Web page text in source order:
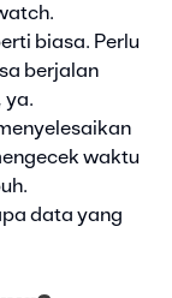
biasa. Perlu
berjalan
ya.
waktu
data yang